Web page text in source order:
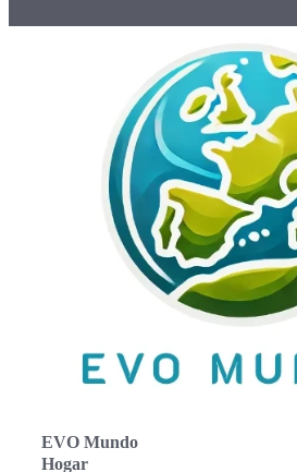
EVO Mundo
Hogar